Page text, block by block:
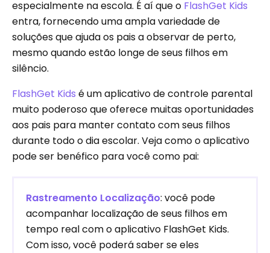
especialmente na escola. É aí que o FlashGet Kids
entra, fornecendo uma ampla variedade de
soluções que ajuda os pais a observar de perto,
mesmo quando estão longe de seus filhos em
silêncio.
FlashGet Kids é um aplicativo de controle parental
muito poderoso que oferece muitas oportunidades
aos pais para manter contato com seus filhos
durante todo o dia escolar. Veja como o aplicativo
pode ser benéfico para você como pai:
Rastreamento Localização: você pode
acompanhar localização de seus filhos em
tempo real com o aplicativo FlashGet Kids.
Com isso, você poderá saber se eles